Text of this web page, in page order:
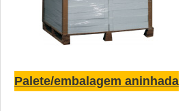
Palete/embalagem aninhada